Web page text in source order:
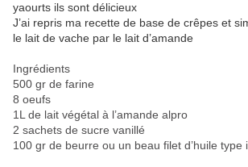
yaourts ils sont délicieux
J’ai repris ma recette de base de crêpes et
le lait de vache par le lait d’amande
Ingrédients
500 gr de farine
8 oeufs
1L de lait végétal à l’amande alpro
2 sachets de sucre vanillé
100 gr de beurre ou un beau filet d’huile type